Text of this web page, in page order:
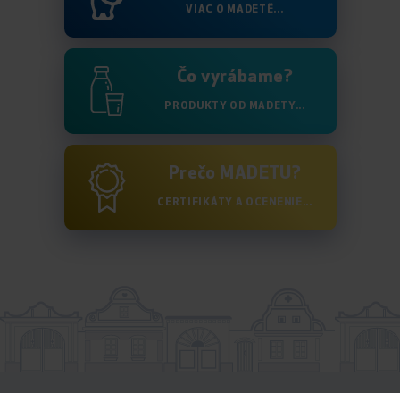
VIAC O MADETĚ...
Čo vyrábame?
PRODUKTY OD MADETY...
Prečo MADETU?
CERTIFIKÁTY A OCENENIE...